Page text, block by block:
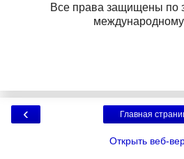
Все права защищены по
международному
‹ Главная
Открыть веб-